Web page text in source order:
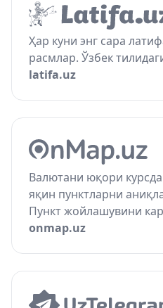
Ҳар куни энг сара
расмлар. Ўзбек
latifa.uz
Валютани юқори
яқин пунктларни
Пункт жойлашувини
onmap.uz